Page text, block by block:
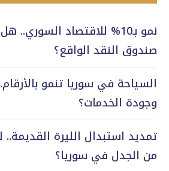
نمو بـ10% للاقتصاد
صندوق النقد الواقع؟
السياحة في سوريا تنمو
وجودة الخدمات؟
تمديد استبدال الليرة القديمة..
من الجدل في سوريا؟